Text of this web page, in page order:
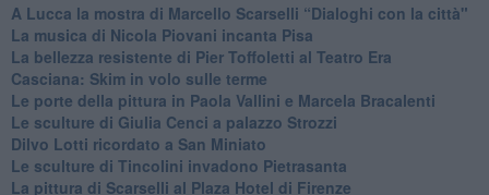
A Lucca la mostra di Marcello Scarselli “Dialoghi con la città"
​La musica di Nicola Piovani incanta Pisa
​La bellezza resistente di Pier Toffoletti al Teatro Era
​Casciana: Skim in volo sulle terme
​Le porte della pittura in Paola Vallini e Marcela Bracalenti
​Le sculture di Giulia Cenci a palazzo Strozzi
​Dilvo Lotti ricordato a San Miniato
​Le sculture di Tincolini invadono Pietrasanta
La pittura di Scarselli al Plaza Hotel di Firenze